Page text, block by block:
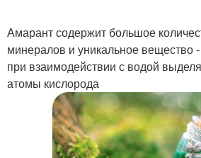
Амарант содержит большое
минералов и уникальное вещество
при взаимодействии с водой
атомы кислорода